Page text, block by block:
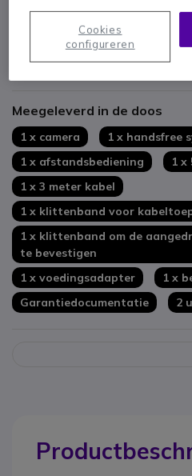
Videokwaliteit in HD 1080p
Duplexluidspreker voor
Eenvoudig gebruik,
aansluiting
Krachtige luidspreker met
Pakket inclusief 2
Meegeleverd in de doos
1 x camera
1 x handsfree
1 x afstandsbediening
1 x
1 x 3 meter kabel
1 x klittenband voor
1 x klittenband om de
te bevestigen
1 x voedingsadapter
1 x
Garantiedocumentatie
2
Cookies
configureren